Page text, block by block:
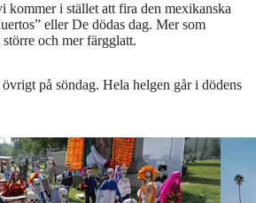
kommer i stället att fira den mexikanska
eller De dödas dag. Mer som
och mer färgglatt.
på söndag. Hela helgen går i dödens
Richard Vogel / AP Día